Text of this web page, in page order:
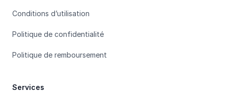
Conditions d’utilisation
Politique de confidentialité
Politique de remboursement
Services